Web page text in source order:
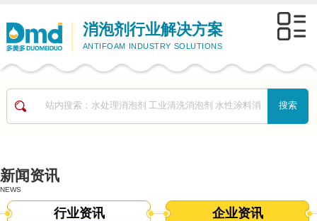
消泡剂行业解决方案
ANTIFOAM INDUSTRY SOLUTIONS
新闻资讯
NEWS
行业资讯 企业资讯